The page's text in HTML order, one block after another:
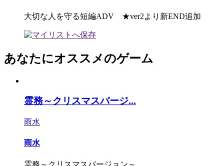
大切な人を守る短編ADV ★ver2より新END追加
あなたにオススメのゲーム
霊務～クリスマスバージ...
雨水
雨水
霊務～クリスマスバージョン～